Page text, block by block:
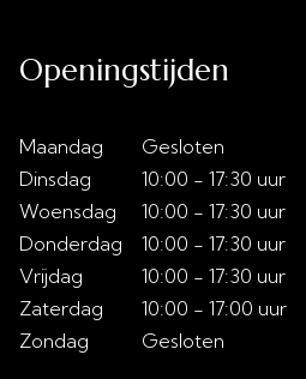
Openingstijden
Maandag
Dinsdag
Woensdag
Donderdag
Vrijdag
Zaterdag
Zondag
Gesloten
10:00 - 17:30 uur
10:00 - 17:30 uur
10:00 - 17:30 uur
10:00 - 17:30 uur
10:00 - 17:00 uur
Gesloten